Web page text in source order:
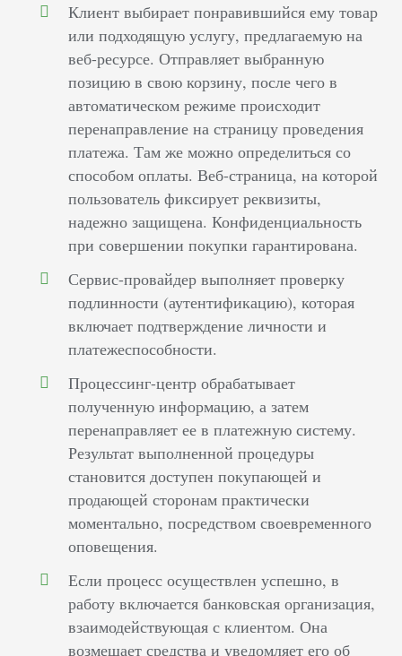
Клиент выбирает понравившийся ему товар
или подходящую услугу, предлагаемую на
веб-ресурсе. Отправляет выбранную
позицию в свою корзину, после чего в
автоматическом режиме происходит
перенаправление на страницу проведения
платежа. Там же можно определиться со
способом оплаты. Веб-страница, на которой
пользователь фиксирует реквизиты,
надежно защищена. Конфиденциальность
при совершении покупки гарантирована.
Сервис-провайдер выполняет проверку
подлинности (аутентификацию), которая
включает подтверждение личности и
платежеспособности.
Процессинг-центр обрабатывает
полученную информацию, а затем
перенаправляет ее в платежную систему.
Результат выполненной процедуры
становится доступен покупающей и
продающей сторонам практически
моментально, посредством своевременного
оповещения.
Если процесс осуществлен успешно, в
работу включается банковская организация,
взаимодействующая с клиентом. Она
возмещает средства и уведомляет его об